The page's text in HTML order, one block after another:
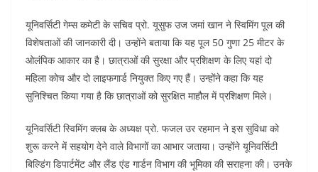
यूनिवर्सिटी गेम्स कमेटी के सचिव प्रो. यूसुफ उज जमां खान ने स्विमिंग पूल की
विशेषताओं की जानकारी दी। उन्होंने बताया कि यह पूल 50 गुणा 25 मीटर के
ओलंपिक आकार का है। छात्राओं की सुरक्षा और प्रशिक्षण के लिए यहां दो
महिला कोच और दो लाइफगार्ड नियुक्त किए गए हैं। उन्होंने कहा कि यह
सुनिश्चित किया गया है कि छात्राओं को सुरक्षित माहौल में प्रशिक्षण मिले।
यूनिवर्सिटी स्विमिंग क्लब के अध्यक्ष प्रो. फजल उर रहमान ने इस सुविधा को
शुरू करने में सहयोग देने वाले विभागों का आभार जताया। उन्होंने यूनिवर्सिटी
बिल्डिंग डिपार्टमेंट और लैंड एंड गार्डन विभाग की भूमिका की सराहना की। उनके